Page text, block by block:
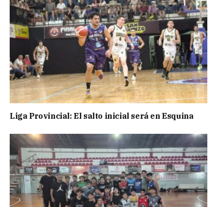
Liga Provincial: El salto inicial será en Esquina